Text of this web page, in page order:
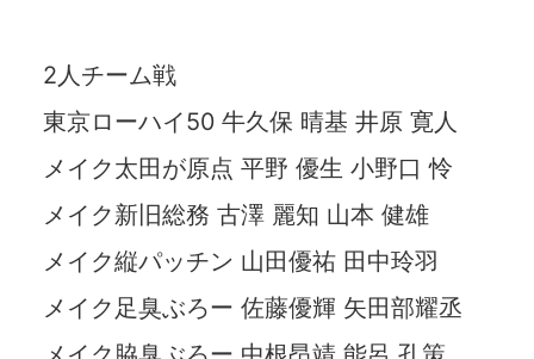
2人チーム戦
東京ローハイ50 牛久保 晴基 井原 寛人
メイク太田が原点 平野 優生 小野口 怜
メイク新旧総務 古澤 麗知 山本 健雄
メイク縦パッチン 山田優祐 田中玲羽
メイク足臭ぶろー 佐藤優輝 矢田部耀丞